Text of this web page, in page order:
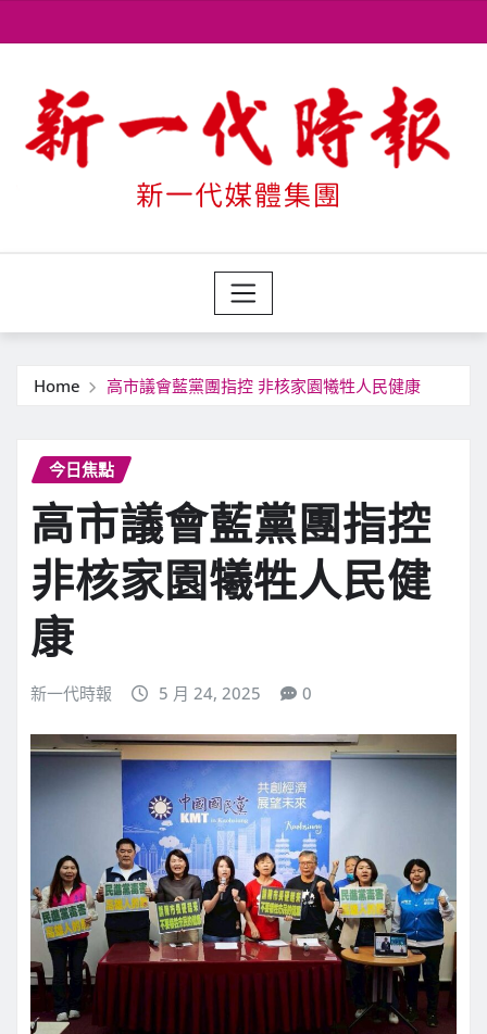
to
Home 高市議會藍黨團指控 非核家園犧牲人民健康
今日焦點
高市議會藍黨團指控
非核家園犧牲人民健
康
新一代時報 5 月 24, 2025 0